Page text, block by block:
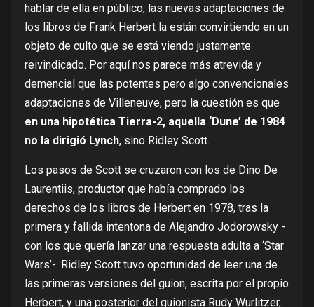
hablar de ella en público, las nuevas adaptaciones de
los libros de Frank Herbert la están convirtiendo en un
objeto de culto que se está viendo justamente
reivindicado. Por aquí nos parece más atrevida y
demencial que las potentes pero algo convencionales
adaptaciones de Villeneuve, pero la cuestión es que
en una hipotética Tierra-2, aquella ‘Dune’ de 1984
no la dirigió Lynch, sino Ridley Scott.
Los pasos de Scott se cruzaron con los de Dino De
Laurentiis, productor que había comprado los
derechos de los libros de Herbert en 1978, tras la
primera y fallida intentona de Alejandro Jodorowsky -
con los que quería lanzar una respuesta adulta a ‘Star
Wars’-. Ridley Scott tuvo oportunidad de leer una de
las primeras versiones del guion, escrita por el propio
Herbert, y una posterior del guionista Rudy Wurlitzer,